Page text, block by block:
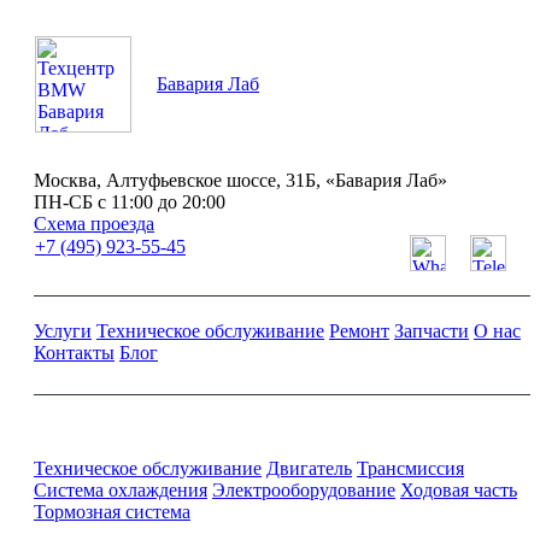
Бавария Лаб
Москва, Алтуфьевское шоссе, 31Б, «Бавария Лаб»
ПН-СБ с 11:00 до 20:00
Схема проезда
+7 (495) 923-55-45
Услуги Техническое обслуживание Ремонт Запчасти О нас
Контакты Блог
Техническое обслуживание Двигатель Трансмиссия
Система охлаждения Электрооборудование Ходовая часть
Тормозная система